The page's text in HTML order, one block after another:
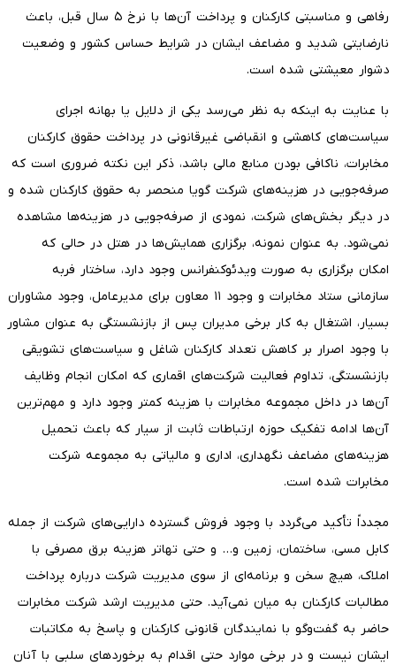
رفاهی و مناسبتی کارکنان و پرداخت آن‌ها با نرخ ۵ سال قبل، باعث
نارضایتی شدید و مضاعف ایشان در شرایط حساس کشور و وضعیت
دشوار معیشتی شده است.
با عنایت به اینکه به نظر می‌رسد یکی از دلایل یا بهانه اجرای
سیاست‌های کاهشی و انقباضی غیرقانونی در پرداخت حقوق کارکنان
مخابرات، ناکافی بودن منابع مالی باشد، ذکر این نکته ضروری است که
صرفه‌جویی در هزینه‌های شرکت گویا منحصر به حقوق کارکنان شده و
در دیگر بخش‌های شرکت، نمودی از صرفه‌جویی در هزینه‌ها مشاهده
نمی‌شود. به عنوان نمونه، برگزاری همایش‌ها در هتل در حالی که
امکان برگزاری به صورت ویدئوکنفرانس وجود دارد، ساختار فربه
سازمانی ستاد مخابرات و وجود ۱۱ معاون برای مدیرعامل، وجود مشاوران
بسیار، اشتغال به کار برخی مدیران پس از بازنشستگی به عنوان مشاور
با وجود اصرار بر کاهش تعداد کارکنان شاغل و سیاست‌های تشویقی
بازنشستگی، تداوم فعالیت شرکت‌های اقماری که امکان انجام وظایف
آن‌ها در داخل مجموعه مخابرات با هزینه کمتر وجود دارد و مهم‌ترین
آن‌ها ادامه تفکیک حوزه ارتباطات ثابت از سیار که باعث تحمیل
هزینه‌های مضاعف نگهداری، اداری و مالیاتی به مجموعه شرکت
مخابرات شده است.
مجدداً تأکید می‌گردد با وجود فروش گسترده دارایی‌های شرکت از جمله
کابل مسی، ساختمان، زمین و… و حتی تهاتر هزینه برق مصرفی با
املاک، هیچ سخن و برنامه‌ای از سوی مدیریت شرکت درباره پرداخت
مطالبات کارکنان به میان نمی‌آید. حتی مدیریت ارشد شرکت مخابرات
حاضر به گفت‌وگو با نمایندگان قانونی کارکنان و پاسخ به مکاتبات
ایشان نیست و در برخی موارد حتی اقدام به برخوردهای سلبی با آنان